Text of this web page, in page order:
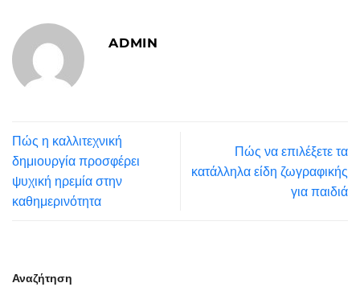
ADMIN
Πώς η καλλιτεχνική
δημιουργία προσφέρει
ψυχική ηρεμία στην
καθημερινότητα
Πώς να επιλέξετε τα
κατάλληλα είδη ζωγραφικής
για παιδιά
Αναζήτηση